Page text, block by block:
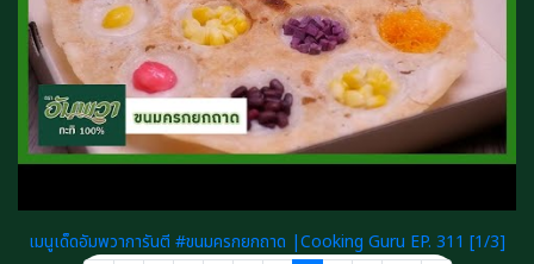
เมนูเด็ดอัมพวาการันตี #ขนมครกยกถาด |Cooking Guru EP. 311 [1/3]